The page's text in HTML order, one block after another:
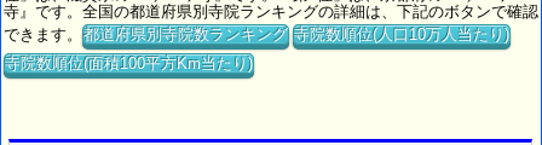
寺』です。全国の都道府県別寺院ランキングの詳細は、下記のボタンで確認
できます。都道府県別寺院数ランキング 寺院数順位(人口10万人当たり)
寺院数順位(面積100平方Km当たり)